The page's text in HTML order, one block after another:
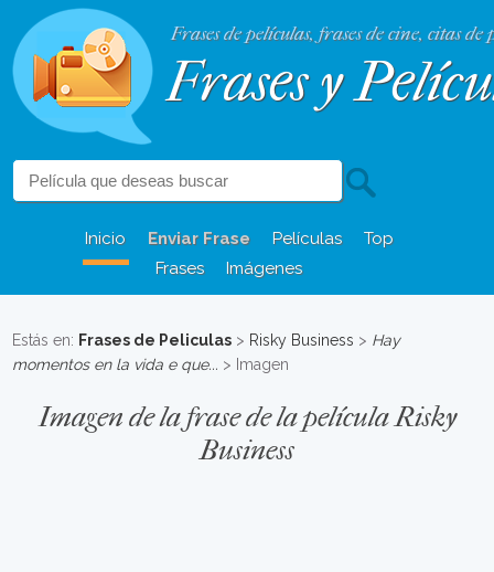
Frases de películas, frases de cine, citas de
Frases y
Inicio Enviar Frase Películas
Top
Frases
Imágenes
Estás en: Frases de Peliculas > Risky Business > Hay
momentos en la vida e que... > Imagen
Imagen de la frase de la película Risky
Business